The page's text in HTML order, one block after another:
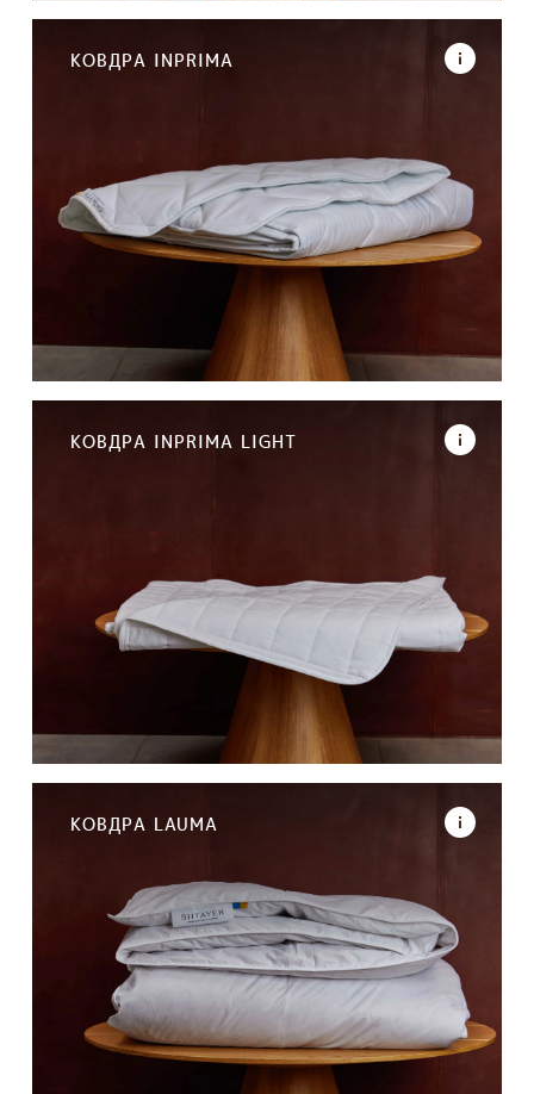
КОВДРА INPRIMA
КОВДРА INPRIMA LIGHT
КОВДРА LAUMA